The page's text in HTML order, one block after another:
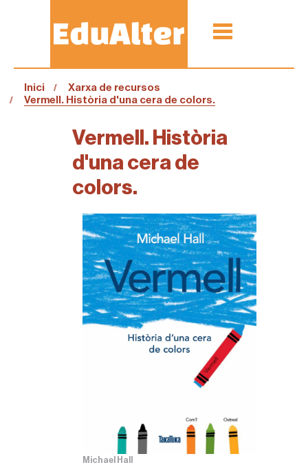
Inici
Xarxa de recursos
Vermell. Història d'una cera de colors.
Vermell. Història
d'una cera de
colors.
Michael Hall